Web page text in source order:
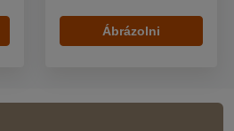
Ábrázolni